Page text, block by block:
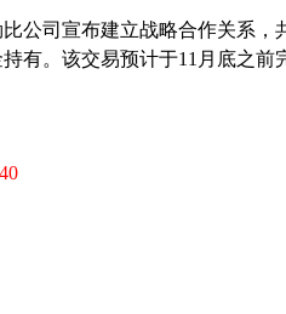
公司宣布建立战略合作关系
有。该交易预计于11 月底之前